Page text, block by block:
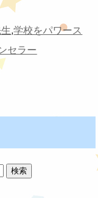
,学校をパワース
セラー